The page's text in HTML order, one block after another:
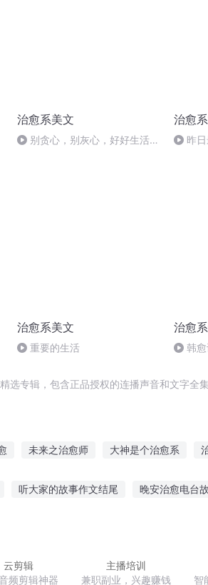
治愈系美文
别贪心，别灰心，好好生活就
治愈
昨
治愈系美文
重要的生活
治愈
韩
选专辑，包含正品授权的连播声音和文字全
未来之治愈师 大神是个治愈系
听大家的故事作文结尾 晚安治愈电台
云剪辑
频剪辑神器
主播培训
兼职副业，兴趣赚钱
智